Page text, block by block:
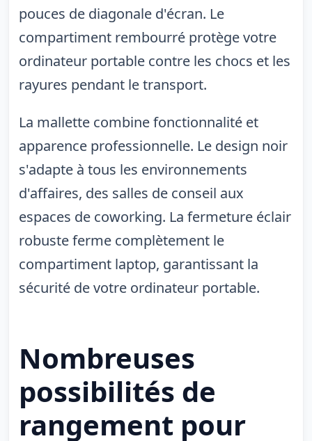
pouces de diagonale d'écran. Le
compartiment rembourré protège votre
ordinateur portable contre les chocs et les
rayures pendant le transport.
La mallette combine fonctionnalité et
apparence professionnelle. Le design noir
s'adapte à tous les environnements
d'affaires, des salles de conseil aux
espaces de coworking. La fermeture éclair
robuste ferme complètement le
compartiment laptop, garantissant la
sécurité de votre ordinateur portable.
Nombreuses
possibilités de
rangement pour